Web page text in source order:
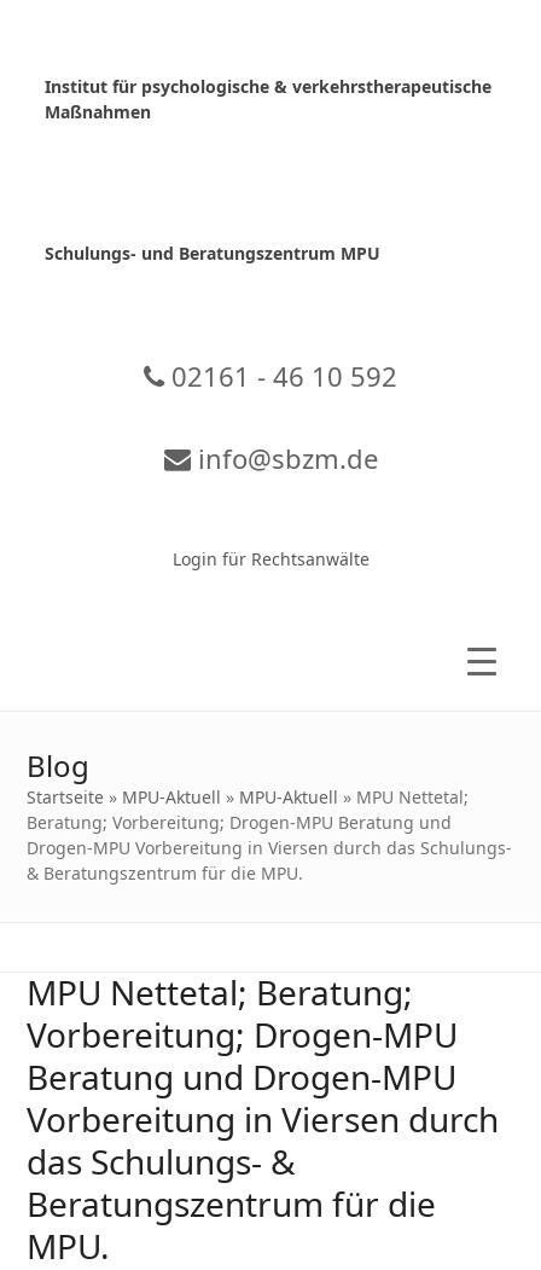
Institut für psychologische & verkehrstherapeutische
Maßnahmen
Schulungs- und Beratungszentrum MPU
02161 - 46 10 592
info@sbzm.de
Login für Rechtsanwälte
Blog
Startseite » MPU-Aktuell » MPU-Aktuell » MPU Nettetal;
Beratung; Vorbereitung; Drogen-MPU Beratung und
Drogen-MPU Vorbereitung in Viersen durch das Schulungs-
& Beratungszentrum für die MPU.
MPU Nettetal; Beratung;
Vorbereitung; Drogen-MPU
Beratung und Drogen-MPU
Vorbereitung in Viersen durch
das Schulungs- &
Beratungszentrum für die
MPU.